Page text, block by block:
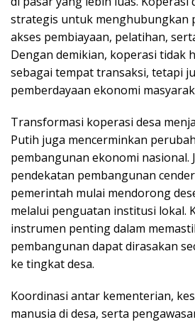
strategis untuk menghubungkan
akses pembiayaan, pelatihan,
Dengan demikian, koperasi tidak
sebagai tempat transaksi, tetapi
pemberdayaan ekonomi
Transformasi koperasi desa
Putih juga mencerminkan
pembangunan ekonomi nasional.
pendekatan pembangunan
pemerintah mulai mendorong
melalui penguatan institusi lokal.
instrumen penting dalam
pembangunan dapat dirasakan
ke tingkat desa.
Koordinasi antar kementerian,
manusia di desa, serta